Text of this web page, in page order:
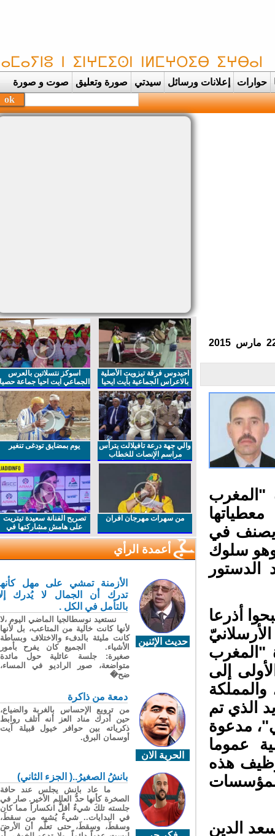
حوارات إعلانات ورسائل سيدتي صورة وتعليق صوت و صورة
"المغرب
يصنف في
سلوك
أذرعا
"المغرب
إلى
الذي تم
مدعوة
عموما
هذه
الدين
احيدوس فرقة تيزويت الأصلية
بالاعراس الجماعية بأيت ايحيا
اسوكز نتسلاتين بالعرس
الجماعي ايت احيا جماعة حصيا
والي جهة درعة تافيلالت يترأس
مراسم الإنصات للخطاب
الملكي السامي بمناسبة
يوم بمضايق تودغى تنغير
من سهرات مهرجان افران
تصريح الفنانة سعيدة تيتريت
على هامش مشاركتها في
مهرجان افران
أعمدة الرأي
حديث الإثنين
الأزمنة تمشي على مهل كأنها
تدرك أن الجمال لا يُدرك إلا
بالتأمل في الكل .
نستعيد نوسطالجيا الماضي اليوم ،لا
لأنها كانت خالية من المتاعب، بل لأنها
كانت مليئة بالدفء والاختلاف وبساطة
الأشياء. الجميع كان يفرح بأمور
صغيرة: جلسة عائلية حول مائدة
متواضعة، صور الراديو في المساء،
ضح�
الحرية الان
دمعة من ذاكرة
من ترويع الإحساس بالغربة والضياع،
حين أدرك مناد العز أنه أتلف روابط
ذكرياته بين حوافر خيول قبيلة آيت
أوسمان البرق.
بانشُ الصغيرُ..( الجزء الثاني)
ما عاد بانش يجلس عند حافة
الصخرة كأنها حدُّ العالم الأخير. صار في
جلسته تلكَ شيءٌ أقلُّ انكساراً مما كان
في البدايات.. شيءٌ يُشبِه من سقطَ،
وسقطَ، وسقطَ، حتى تعلّم أن الأرضَ